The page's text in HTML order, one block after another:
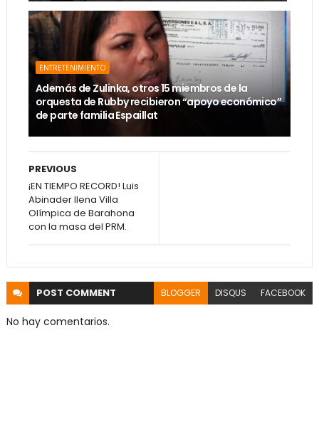
ENTRETENIMIENTO
Además de Zulinka, otros 15 miembros de la
orquesta de Rubby recibieron “apoyo económico”
de parte familia Espaillat
PREVIOUS
¡EN TIEMPO RECORD! Luis
Abinader llena Villa
Olímpica de Barahona
con la masa del PRM.
POST COMMENT BLOGGER DISQUS FACEBOOK
No hay comentarios.